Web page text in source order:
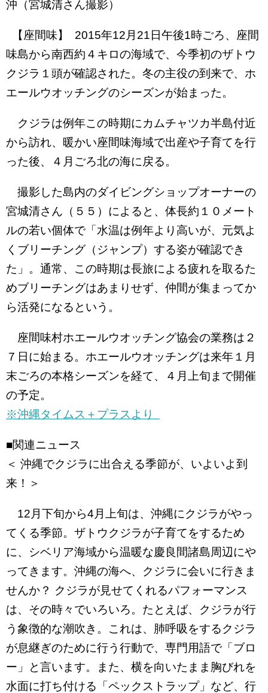
沖（宮城清さん撮影）
【座間味】 2015年12月21日午後1時ごろ、座間
味島から南西約４キロの海域で、今季初のザトウ
クジラ１頭が確認された。冬の主役の到来で、ホ
エールウオッチングのシーズンが始まった。
クジラは例年この時期にカムチャツカ半島付近
から訪れ、暖かい座間味海域で出産や子育てを行
った後、４月ごろ北の海に戻る。
撮影した島内のダイビングショップオーナーの
宮城清さん（５５）によると、体長約１０メート
ルの若い個体で「水温は例年より高いが、元気よ
くブリーチング（ジャンプ）する姿が確認でき
た」。通常、この時期は長旅による疲れを取るた
めブリーチングはあまりせず、仲間が集まってか
ら活発になるという。
座間味村ホエールウオッチング協会の業務は２
７日に始まる。ホエールウオッチングは来年１月
末ごろの本格シーズンを経て、４月上旬まで開催
の予定。
※沖縄タイムス＋プラスより
■関連ニュース
＜ 沖縄でクジラに出合える季節が、いよいよ到
来！＞
12月下旬から4月上旬は、沖縄にクジラがやっ
てくる季節。ザトウクジラが子育てをするため
に、シベリア海域から温暖な慶良間諸島周辺にや
ってきます。沖縄の海へ、クジラに会いに行きま
せんか？ クジラが見せてくれるパフォーマンス
は、その時々でいろいろ。たとえば、クジラが行
う象徴的な潮吹き。これは、肺呼吸をするクジラ
が息継ぎのために行う行動で、専門用語で「ブロ
ー」と言います。また、横を向いたまま胸びれを
水面に打ち付ける「ペックストラップ」など、行